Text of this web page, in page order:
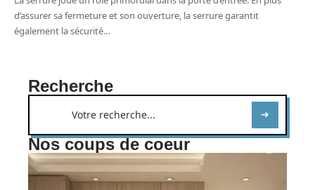
d’assurer sa fermeture et son ouverture, la serrure garantit
également la sécurité…
Recherche
Nos coups de coeur